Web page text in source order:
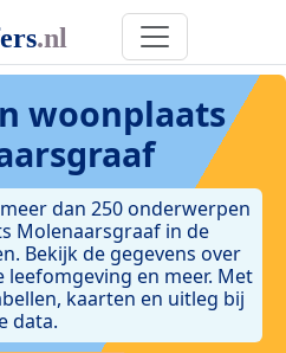
woonplaats
dan 250 onderwerpen
Molenaarsgraaf in de
Bekijk de gegevens over
en meer. Met
kaarten en uitleg bij
data.